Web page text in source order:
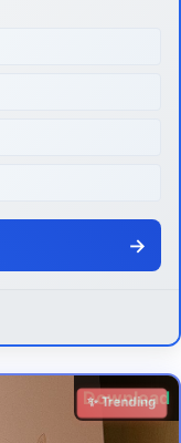
→
Download
✨ Trending